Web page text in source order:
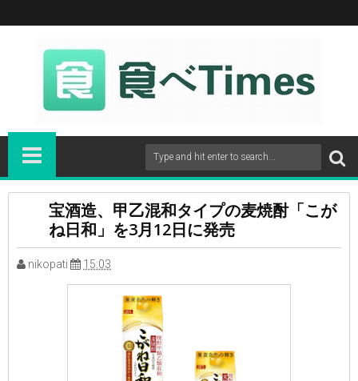
宝酒造、甲乙混和タイプの麦焼酎「こが
ね日和」を3月12日に発売
nikopati 15:03